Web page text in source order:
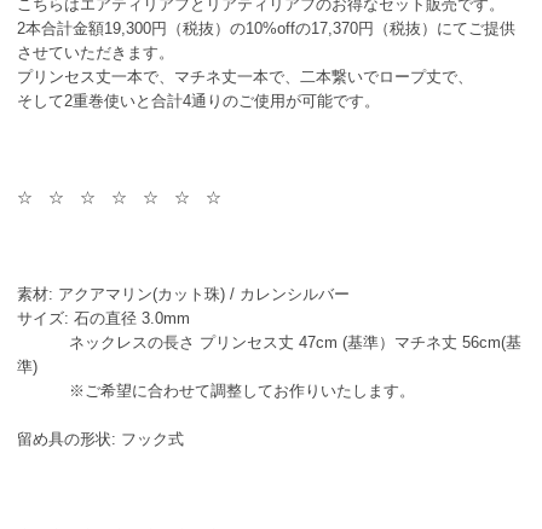
こちらはエアティリアフとリアティリアフのお得なセット販売です。
2本合計金額19,300円（税抜）の10%offの17,370円（税抜）にてご提供
させていただきます。
プリンセス丈一本で、マチネ丈一本で、二本繋いでロープ丈で、
そして2重巻使いと合計4通りのご使用が可能です。
☆ ☆ ☆ ☆ ☆ ☆ ☆
素材: アクアマリン(カット珠) / カレンシルバー
サイズ: 石の直径 3.0mm
ネックレスの長さ プリンセス丈 47cm (基準）マチネ丈 56cm(基
準)
※ご希望に合わせて調整してお作りいたします。
留め具の形状: フック式